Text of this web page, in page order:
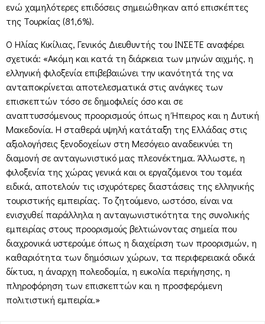
ενώ χαμηλότερες επιδόσεις σημειώθηκαν από επισκέπτες
της Τουρκίας (81,6%).
Ο Ηλίας Κικίλιας, Γενικός Διευθυντής του ΙΝΣΕΤΕ αναφέρει
σχετικά: «Ακόμη και κατά τη διάρκεια των μηνών αιχμής, η
ελληνική φιλοξενία επιβεβαιώνει την ικανότητά της να
ανταποκρίνεται αποτελεσματικά στις ανάγκες των
επισκεπτών τόσο σε δημοφιλείς όσο και σε
αναπτυσσόμενους προορισμούς όπως η Ήπειρος και η Δυτική
Μακεδονία. Η σταθερά υψηλή κατάταξη της Ελλάδας στις
αξιολογήσεις ξενοδοχείων στη Μεσόγειο αναδεικνύει τη
διαμονή σε ανταγωνιστικό μας πλεονέκτημα. Άλλωστε, η
φιλοξενία της χώρας γενικά και οι εργαζόμενοι του τομέα
ειδικά, αποτελούν τις ισχυρότερες διαστάσεις της ελληνικής
τουριστικής εμπειρίας. Το ζητούμενο, ωστόσο, είναι να
ενισχυθεί παράλληλα η ανταγωνιστικότητα της συνολικής
εμπειρίας στους προορισμούς βελτιώνοντας σημεία που
διαχρονικά υστερούμε όπως η διαχείριση των προορισμών, η
καθαριότητα των δημόσιων χώρων, τα περιφερειακά οδικά
δίκτυα, η άναρχη πολεοδομία, η ευκολία περιήγησης, η
πληροφόρηση των επισκεπτών και η προσφερόμενη
πολιτιστική εμπειρία.»